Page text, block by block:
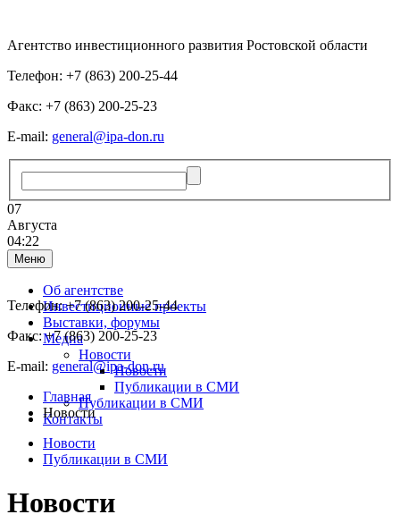
Агентство инвестиционного развития Ростовской области
Телефон: +7 (863) 200-25-44
Факс: +7 (863) 200-25-23
E-mail: general@ipa-don.ru
07
Августа
04:22
Меню
Об агентстве
Инвестиционные проекты
Выставки, форумы
Медиа
Новости
Новости
Публикации в СМИ
Публикации в СМИ
Контакты
Телефон: +7 (863) 200-25-44
Факс: +7 (863) 200-25-23
E-mail: general@ipa-don.ru
Главная
Новости
Новости
Публикации в СМИ
Новости